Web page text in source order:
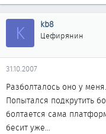
K kb8
Цефирянин
31.10.2007
Разболталось оно у
Попытался подкрутить
болтается сама
бесит уже...